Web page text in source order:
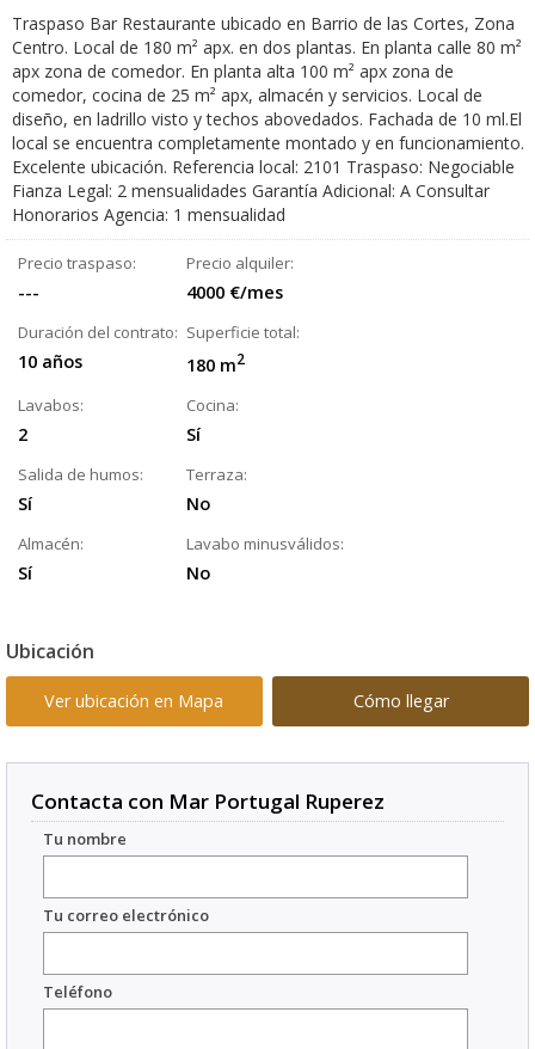
Traspaso Bar Restaurante ubicado en Barrio de las Cortes, Zona
Centro. Local de 180 m² apx. en dos plantas. En planta calle 80 m²
apx zona de comedor. En planta alta 100 m² apx zona de
comedor, cocina de 25 m² apx, almacén y servicios. Local de
diseño, en ladrillo visto y techos abovedados. Fachada de 10 ml.El
local se encuentra completamente montado y en funcionamiento.
Excelente ubicación. Referencia local: 2101 Traspaso: Negociable
Fianza Legal: 2 mensualidades Garantía Adicional: A Consultar
Honorarios Agencia: 1 mensualidad
Precio traspaso:
---
Precio alquiler:
4000 €/mes
Duración del contrato:
10 años
Superficie total:
180 m2
Lavabos:
2
Cocina:
Sí
Salida de humos:
Sí
Terraza:
No
Almacén:
Sí
Lavabo minusválidos:
No
Ubicación
Ver ubicación en Mapa Cómo llegar
Contacta con Mar Portugal Ruperez
Tu nombre
Tu correo electrónico
Teléfono